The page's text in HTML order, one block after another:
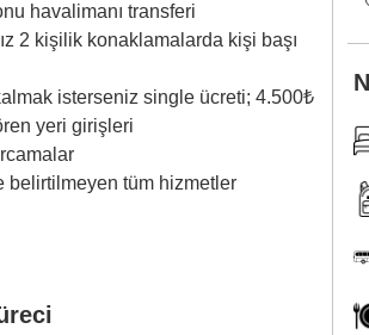
havalimanı transferi
2 kişilik konaklamalarda kişi başı
isterseniz single ücreti; 4.500₺
yeri girişleri
belirtilmeyen tüm hizmetler